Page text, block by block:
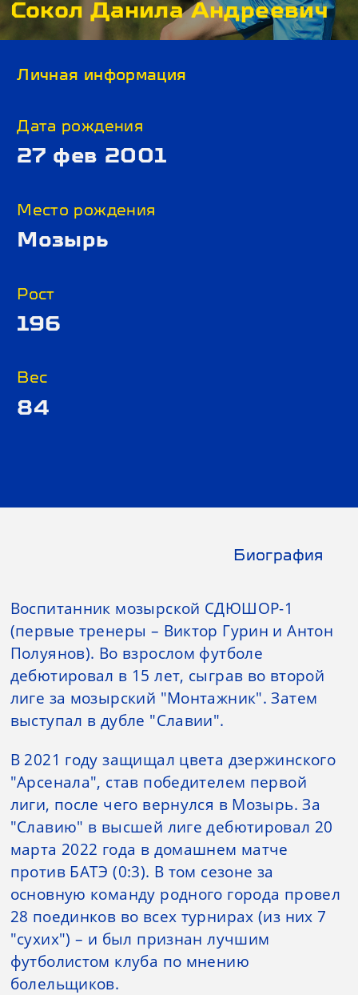
Сокол Данила Андреевич
Личная информация
Дата рождения
27 фев 2001
Место рождения
Мозырь
Рост
196
Вес
84
Биография
Воспитанник мозырской СДЮШОР-1
(первые тренеры – Виктор Гурин и Антон
Полуянов). Во взрослом футболе
дебютировал в 15 лет, сыграв во второй
лиге за мозырский "Монтажник". Затем
выступал в дубле "Славии".
В 2021 году защищал цвета дзержинского
"Арсенала", став победителем первой
лиги, после чего вернулся в Мозырь. За
"Славию" в высшей лиге дебютировал 20
марта 2022 года в домашнем матче
против БАТЭ (0:3). В том сезоне за
основную команду родного города провел
28 поединков во всех турнирах (из них 7
"сухих") – и был признан лучшим
футболистом клуба по мнению
болельщиков.